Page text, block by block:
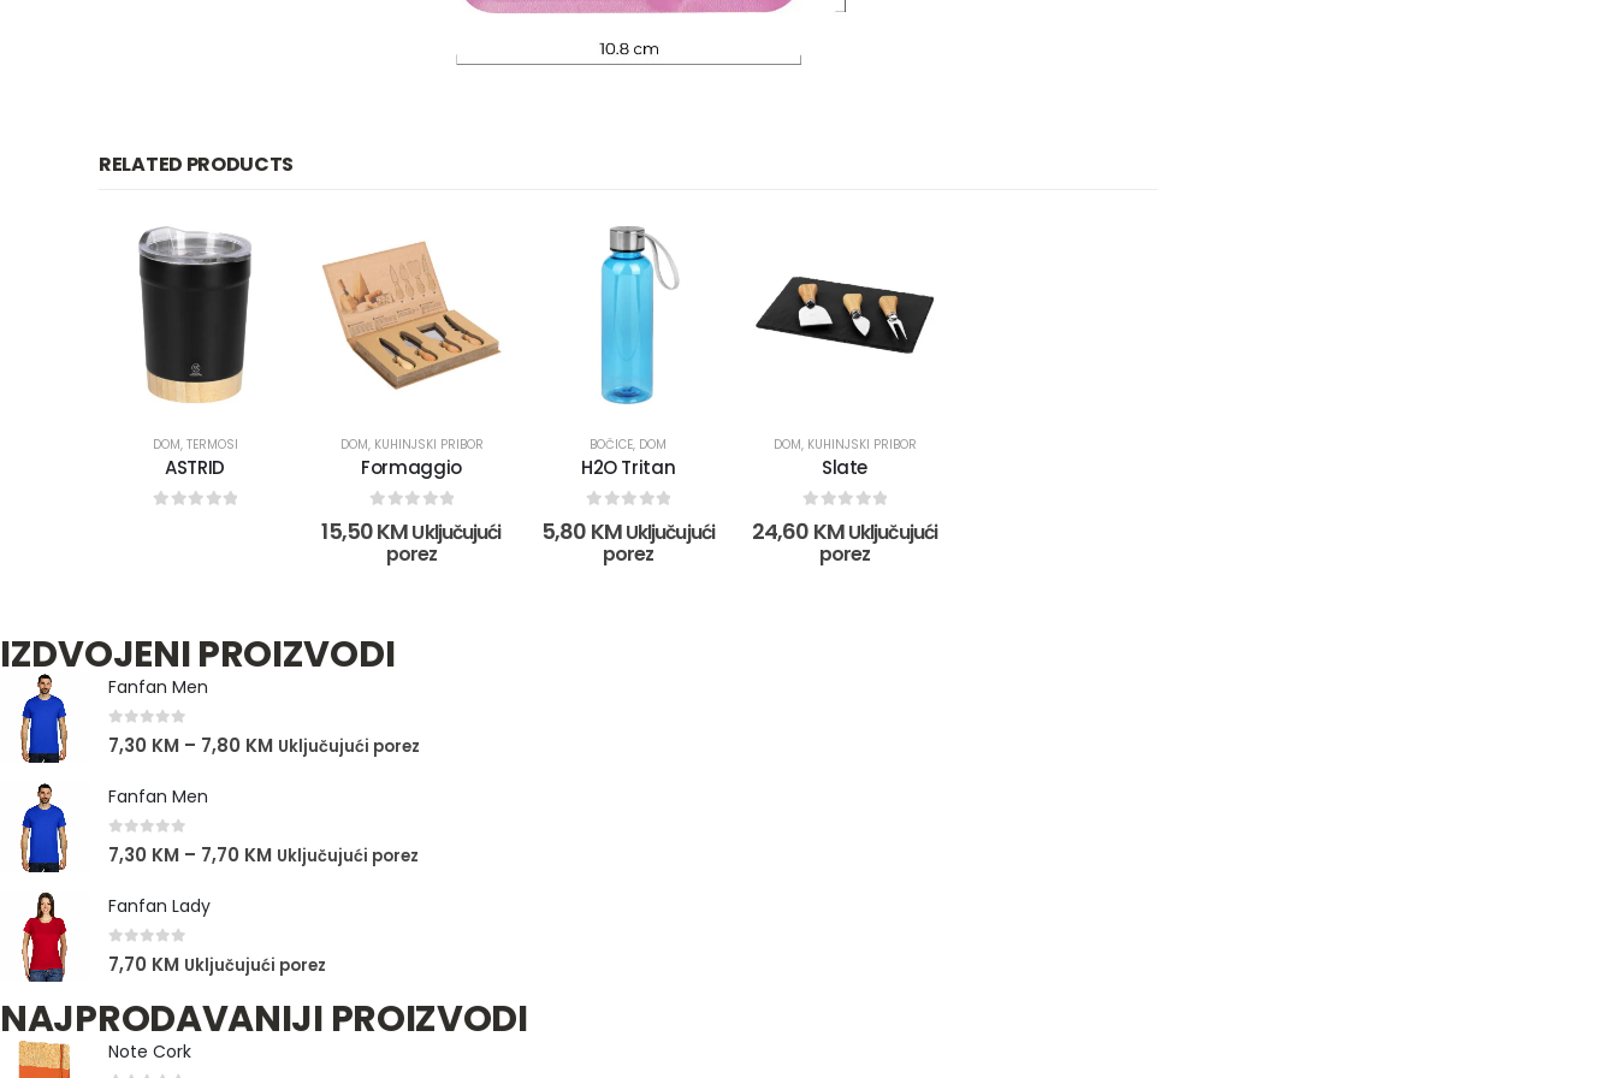
RELATED PRODUCTS
DOM, TERMOSI
ASTRID
DOM, KUHINJSKI PRIBOR
Formaggio
15,50KMUključujući
porez
BOČICE, DOM
H2O Tritan
5,80 KMUključujući
porez
DOM, KUHINJSKI PRIBOR
Slate
24,60 KMUključujući
porez
IZDVOJENI PROIZVODI
Fanfan Men
0out of 5
7,30 KM – 7,80 KM Uključujući porez
Fanfan Men
0out of 5
7,30 KM – 7,70 KM Uključujući porez
Fanfan Lady
0out of 5
7,70 KM Uključujući porez
NAJPRODAVANIJI PROIZVODI
Note Cork